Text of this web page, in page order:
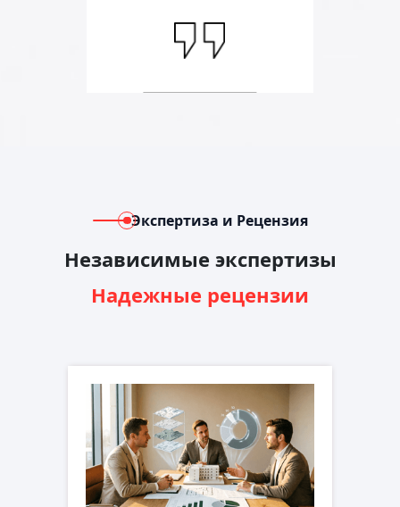
Экспертиза и Рецензия
Независимые экспертизы
Надежные рецензии